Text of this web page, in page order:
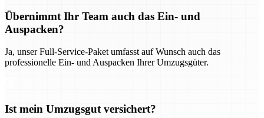
Übernimmt Ihr Team auch das Ein- und
Auspacken?
Ja, unser Full-Service-Paket umfasst auf Wunsch auch das
professionelle Ein- und Auspacken Ihrer Umzugsgüter.
Ist mein Umzugsgut versichert?